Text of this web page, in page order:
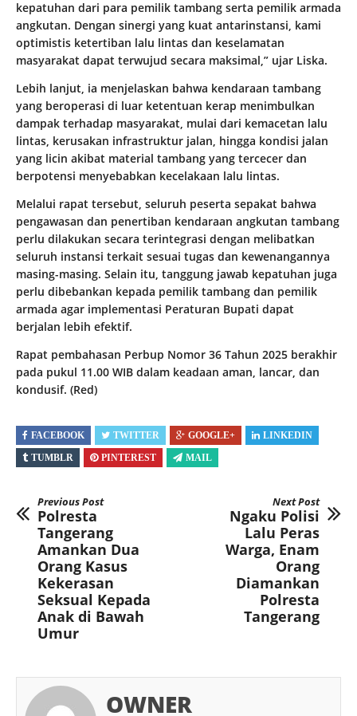
kepatuhan dari para pemilik tambang serta pemilik armada
angkutan. Dengan sinergi yang kuat antarinstansi, kami
optimistis ketertiban lalu lintas dan keselamatan
masyarakat dapat terwujud secara maksimal,” ujar Liska.
Lebih lanjut, ia menjelaskan bahwa kendaraan tambang
yang beroperasi di luar ketentuan kerap menimbulkan
dampak terhadap masyarakat, mulai dari kemacetan lalu
lintas, kerusakan infrastruktur jalan, hingga kondisi jalan
yang licin akibat material tambang yang tercecer dan
berpotensi menyebabkan kecelakaan lalu lintas.
Melalui rapat tersebut, seluruh peserta sepakat bahwa
pengawasan dan penertiban kendaraan angkutan tambang
perlu dilakukan secara terintegrasi dengan melibatkan
seluruh instansi terkait sesuai tugas dan kewenangannya
masing-masing. Selain itu, tanggung jawab kepatuhan juga
perlu dibebankan kepada pemilik tambang dan pemilik
armada agar implementasi Peraturan Bupati dapat
berjalan lebih efektif.
Rapat pembahasan Perbup Nomor 36 Tahun 2025 berakhir
pada pukul 11.00 WIB dalam keadaan aman, lancar, dan
kondusif. (Red)
FACEBOOK TWITTER GOOGLE+
LINKEDIN
TUMBLR
PINTEREST MAIL
Previous Post
Polresta
Tangerang
Amankan Dua
Orang Kasus
Kekerasan
Seksual Kepada
Anak di Bawah
Umur
Next Post
Ngaku Polisi
Lalu Peras
Warga, Enam
Orang
Diamankan
Polresta
Tangerang
OWNER